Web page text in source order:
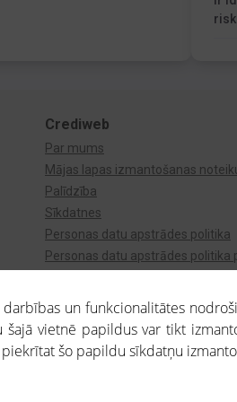
Crediweb
Par mums
Mājas lapas izmantošanas
Palīdzība
Sīkdatnes
Personas datu apstrādes politika
Personas datu apstrādes
ietvaros saņemtajai informācijai ir uzziņas
un funkcionalitātes
vietnē papildus var tikt
piekrītat šo papildu sīkdatņu